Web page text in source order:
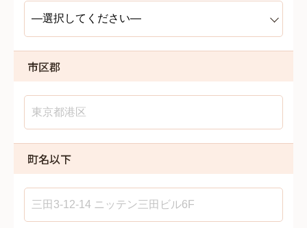
市区郡
町名以下